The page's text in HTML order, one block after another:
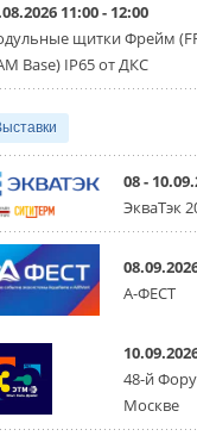
ЦОД с
стойку
Испытания
3 АВГУСТА
систему
Линейка
Суммарная
3 АВГУСТА
«СиСофт
итоги
стартует
3 АВГУСТА
11:00 - 12:00
щитки Фрейм
Base) IP65 от ДКС
08 -
ЭкваТэк
А-ФЕСТ
48-й
Москве